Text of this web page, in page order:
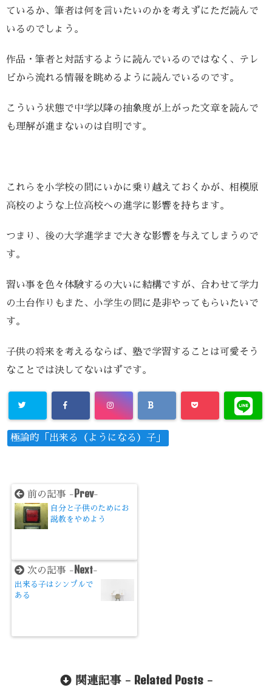
ているか、筆者は何を言いたいのかを考えずにただ読んで
いるのでしょう。
作品・筆者と対話するように読んでいるのではなく、テレ
ビから流れる情報を眺めるように読んでいるのです。
こういう状態で中学以降の抽象度が上がった文章を読んで
も理解が進まないのは自明です。
これらを小学校の間にいかに乗り越えておくかが、相模原
高校のような上位高校への進学に影響を持ちます。
つまり、後の大学進学まで大きな影響を与えてしまうので
す。
習い事を色々体験するの大いに結構ですが、合わせて学力
の土台作りもまた、小学生の間に是非やってもらいたいで
す。
子供の将来を考えるならば、塾で学習することは可愛そう
なことでは決してないはずです。
極論的「出来る（ようになる）子」
前の記事 -Prev-
自分と子供のためにお
説教をやめよう
次の記事 -Next-
出来る子はシンプルで
ある
関連記事 - Related Posts-